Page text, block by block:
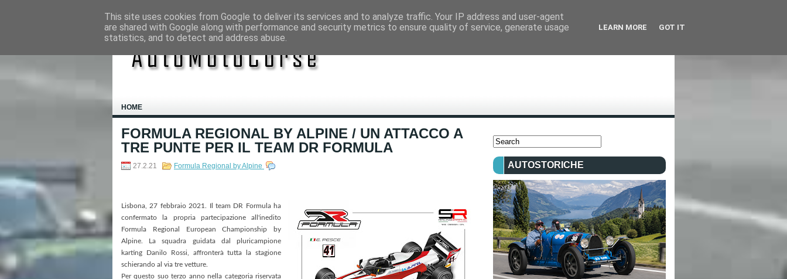
HOME
FORMULA REGIONAL BY ALPINE / UN ATTACCO A
TRE PUNTE PER IL TEAM DR FORMULA
27.2.21 Formula Regional by Alpine
Lisbona, 27 febbraio 2021. Il team DR Formula ha
confermato la propria partecipazione all'inedito
Formula Regional European Championship by
Alpine. La squadra guidata dal pluricampione
karting Danilo Rossi, affronterà tutta la stagione
schierando al via tre vetture.
Per questo suo terzo anno nella categoria riservata
AUTOSTORICHE
This site uses cookies from Google to deliver its services and to analyze traffic. Your IP address and user-agent
are shared with Google along with performance and security metrics to ensure quality of service, generate usage
statistics, and to detect and address abuse.
LEARN MORE GOT IT